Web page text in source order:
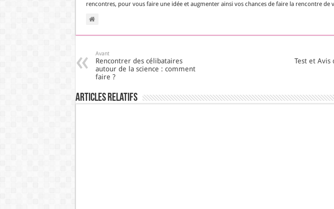
rencontres, pour vous faire une idée et augmenter ainsi vos chances de faire la rencontre de
Avant
Rencontrer des célibataires
autour de la science : comment
faire ?
Test et Avis
Articles Relatifs